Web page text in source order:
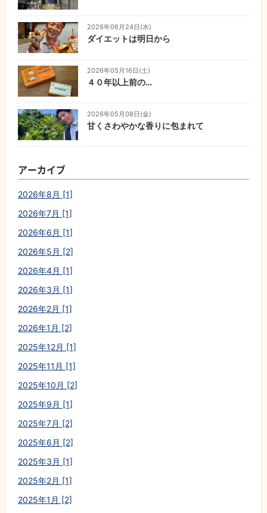
2026年06月24日(水)
ダイエットは明日から
2026年05月16日(土)
４０年以上前の…
2026年05月08日(金)
甘くさわやかな香りに包まれて
アーカイブ
2026年8月 [1]
2026年7月 [1]
2026年6月 [1]
2026年5月 [2]
2026年4月 [1]
2026年3月 [1]
2026年2月 [1]
2026年1月 [2]
2025年12月 [1]
2025年11月 [1]
2025年10月 [2]
2025年9月 [1]
2025年7月 [2]
2025年6月 [2]
2025年3月 [1]
2025年2月 [1]
2025年1月 [2]